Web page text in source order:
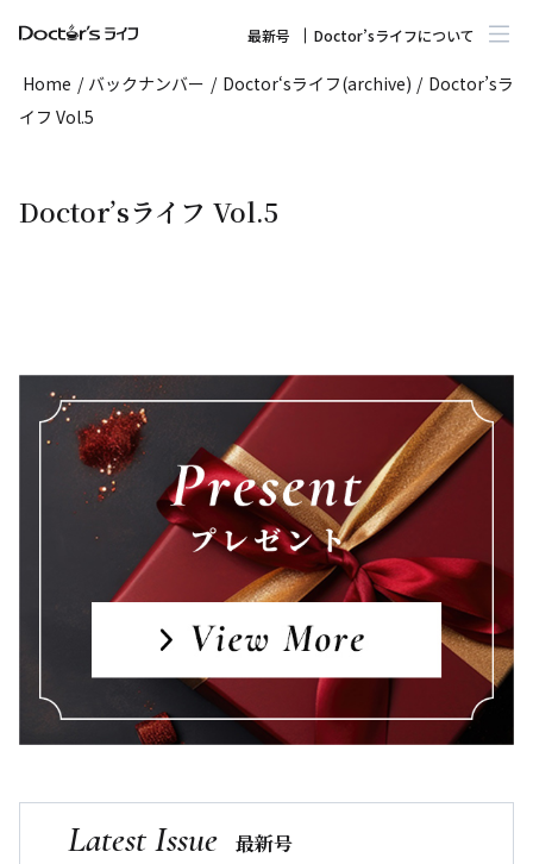
最新号 Doctor’sライフについて
Home / バックナンバー / Doctor‘sライフ(archive) / Doctor’sラ
イフ Vol.5
Doctor’sライフ Vol.5
Latest Issue 最新号